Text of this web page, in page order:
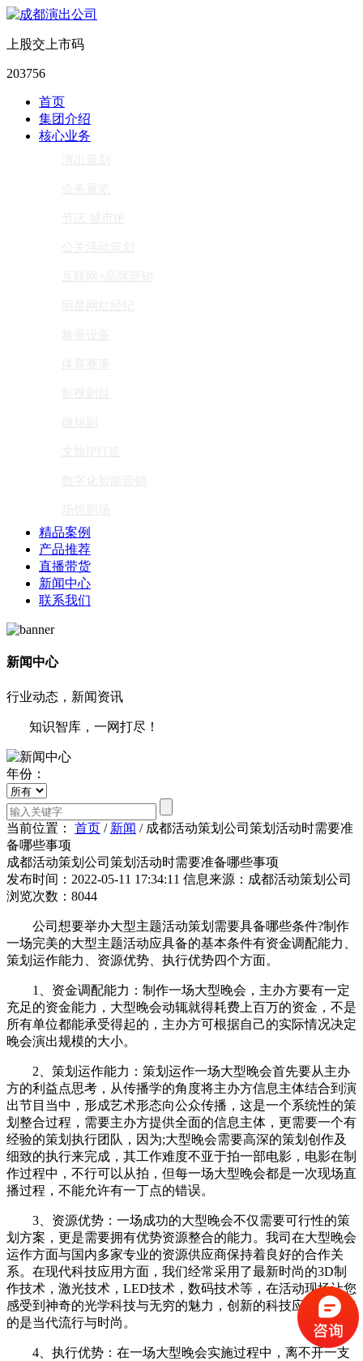
上股交上市码
203756
首页
集团介绍
核心业务
精品案例
产品推荐
直播带货
新闻中心
联系我们
新闻中心
行业动态，新闻资讯
知识智库，一网打尽！
年份：
当前位置： 首页 / 新闻 / 成都活动策划公司策划活动时需要准
备哪些事项
成都活动策划公司策划活动时需要准备哪些事项
发布时间：2022-05-11 17:34:11 信息来源：成都活动策划公司
浏览次数：8044
公司想要举办大型主题活动策划需要具备哪些条件?制作
一场完美的大型主题活动应具备的基本条件有资金调配能力、
策划运作能力、资源优势、执行优势四个方面。
1、资金调配能力：制作一场大型晚会，主办方要有一定
充足的资金能力，大型晚会动辄就得耗费上百万的资金，不是
所有单位都能承受得起的，主办方可根据自己的实际情况决定
晚会演出规模的大小。
2、策划运作能力：策划运作一场大型晚会首先要从主办
方的利益点思考，从传播学的角度将主办方信息主体结合到演
出节目当中，形成艺术形态向公众传播，这是一个系统性的策
划整合过程，需要主办方提供全面的信息主体，更需要一个有
经验的策划执行团队，因为;大型晚会需要高深的策划创作及
细致的执行来完成，其工作难度不亚于拍一部电影，电影在制
作过程中，不行可以从拍，但每一场大型晚会都是一次现场直
播过程，不能允许有一丁点的错误。
3、资源优势：一场成功的大型晚会不仅需要可行性的策
划方案，更是需要拥有优势资源整合的能力。我司在大型晚会
运作方面与国内多家专业的资源供应商保持着良好的合作关
系。在现代科技应用方面，我们经常采用了最新时尚的3D制
作技术，激光技术，LED技术，数码技术等，在活动现场让您
感受到神奇的光学科技与无穷的魅力，创新的科技应用，代表
的是当代流行与时尚。
4、执行优势：在一场大型晚会实施过程中，离不开一支